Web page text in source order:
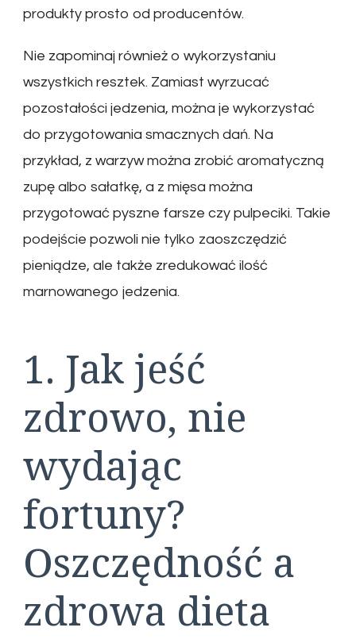
produkty prosto od producentów.
Nie zapominaj również o wykorzystaniu
wszystkich resztek. Zamiast wyrzucać
pozostałości jedzenia, można je wykorzystać
do przygotowania smacznych dań. Na
przykład, z warzyw można zrobić aromatyczną
zupę albo sałatkę, a z mięsa można
przygotować pyszne farsze czy pulpeciki. Takie
podejście pozwoli nie tylko zaoszczędzić
pieniądze, ale także zredukować ilość
marnowanego jedzenia.
1. Jak jeść
zdrowo, nie
wydając
fortuny?
Oszczędność a
zdrowa dieta